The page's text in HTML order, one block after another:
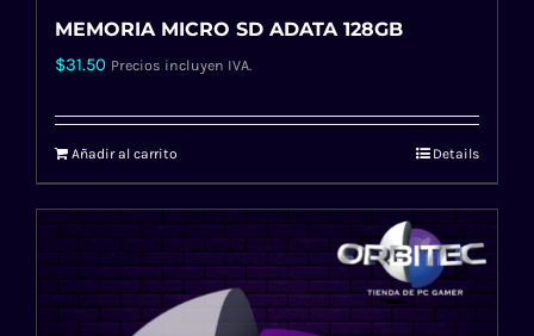
MEMORIA MICRO SD ADATA 128GB
$31.50 Precios incluyen IVA.
Añadir al carrito Details